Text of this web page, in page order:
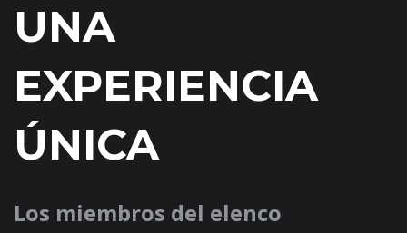
UNA
EXPERIENCIA
ÚNICA
Los miembros del elenco